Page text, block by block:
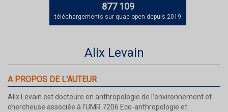
877 109
téléchargements sur quae-open depuis 2019
Alix Levain
A PROPOS DE L'AUTEUR
Alix Levain est docteure en anthropologie de l’environnement et
chercheuse associée à l’UMR 7206 Eco-anthropologie et